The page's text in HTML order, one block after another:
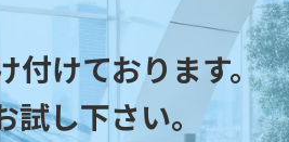
付けております。
し下さい。